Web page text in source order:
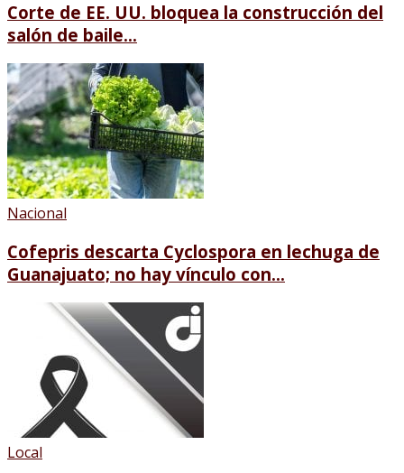
Corte de EE. UU. bloquea la construcción del
salón de baile...
Nacional
Cofepris descarta Cyclospora en lechuga de
Guanajuato; no hay vínculo con...
Local